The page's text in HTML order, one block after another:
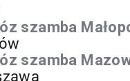
szamba
szamba